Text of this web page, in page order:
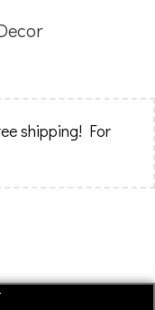
shipping! For